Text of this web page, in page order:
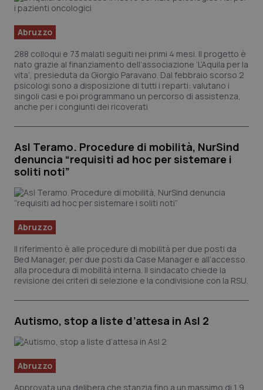
Abruzzo
288 colloqui e 73 malati seguiti nei primi 4 mesi. Il progetto è
nato grazie al finanziamento dell’associazione ‘L’Aquila per la
vita’, presieduta da Giorgio Paravano. Dal febbraio scorso 2
psicologi sono a disposizione di tutti i reparti: valutano i
singoli casi e poi programmano un percorso di assistenza,
anche per i congiunti dei ricoverati
Asl Teramo. Procedure di mobilità, NurSind
denuncia “requisiti ad hoc per sistemare i
soliti noti”
Abruzzo
Il riferimento è alle procedure di mobilità per due posti da
Bed Manager, per due posti da Case Manager e all’accesso
alla procedura di mobilità interna. Il sindacato chiede la
revisione dei criteri di selezione e la condivisione con la RSU.
Autismo, stop a liste d’attesa in Asl 2
Abruzzo
Approvata una delibera che stanzia fino a un massimo di 1,9